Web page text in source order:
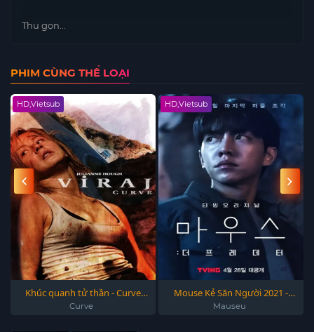
Thu gọn...
PHIM CÙNG THỂ LOẠI
HD,Vietsub
Khúc quanh tử thần - Curve
2015
Curve
HD,Vietsub
Mouse Kẻ Săn Người 2021 -
Mouse 2021
Mauseu